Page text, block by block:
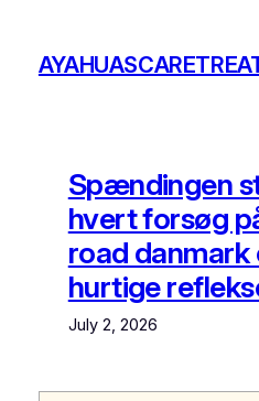
content
Spændingen
hvert forsøg
road
hurtige
July 2, 2026